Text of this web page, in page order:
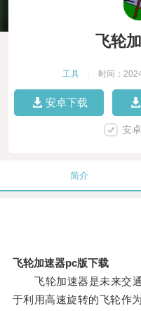
飞轮
工具 时间：
安卓下载
安
简介
飞轮加速器pc版下载
飞轮加速器是未来交通
于利用高速旋转的飞轮作